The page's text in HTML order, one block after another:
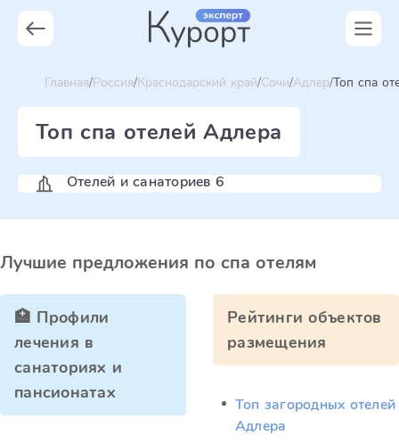
Главная Россия Краснодарский край Сочи Адлер Топ спа
Топ спа отелей Адлера
Отелей и санаториев 6
Лучшие предложения по спа отелям
🏥 Профили
лечения в
санаториях и
пансионатах
Рейтинги объектов
размещения
Топ загородных отелей
Адлера